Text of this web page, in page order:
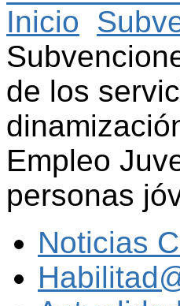
Inicio
de los
Empleo
personas
Noticias